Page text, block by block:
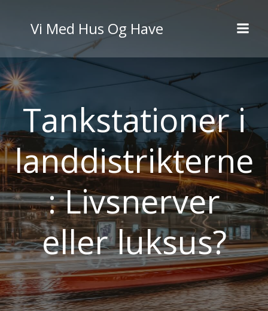
til
indhold
Vi Med Hus Og Have
Tankstationer i
landdistrikterne
: Livsnerver
eller luksus?